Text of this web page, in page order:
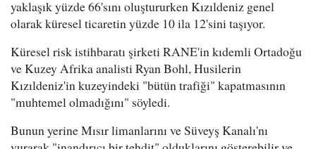
yaklaşık yüzde 66'sını oluştururken Kızıldeniz genel
olarak küresel ticaretin yüzde 10 ila 12'sini taşıyor.
Küresel risk istihbaratı şirketi RANE'in kıdemli Ortadoğu
ve Kuzey Afrika analisti Ryan Bohl, Husilerin
Kızıldeniz'in kuzeyindeki "bütün trafiği" kapatmasının
"muhtemel olmadığını" söyledi.
Bunun yerine Mısır limanlarını ve Süveyş Kanalı'nı